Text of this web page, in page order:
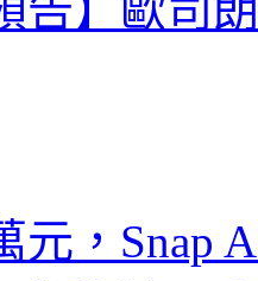
告】歐司
元，Snap